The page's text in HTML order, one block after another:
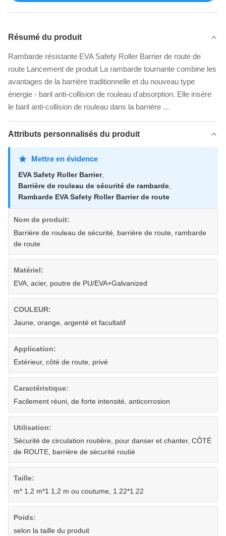
Résumé du produit
Rambarde résistante EVA Safety Roller Barrier de route de
route Lancement de produit La rambarde tournante combine les
avantages de la barrière traditionnelle et du nouveau type
énergie - baril anti-collision de rouleau d'absorption. Elle insère
le baril anti-collision de rouleau dans la barrière ...
Attributs personnalisés du produit
Mettre en évidence
EVA Safety Roller Barrier,
Barrière de rouleau de sécurité de rambarde
Rambarde EVA Safety Roller Barrier de route
Nom de produit:
Barrière de rouleau de sécurité, barrière de route, rambarde
de route
Matériel:
EVA, acier, poutre de PU/EVA+Galvanized
COULEUR:
Jaune, orange, argenté et facultatif
Application:
Extérieur, côté de route, privé
Caractéristique:
Facilement réuni, de forte intensité, anticorrosion
Utilisation:
Sécurité de circulation routière, pour danser et chanter, CÔTÉ
de ROUTE, barrière de sécurité routiè
Taille:
m* 1,2 m*1 1,2 m ou coutume, 1.22*1.22
Poids:
selon la taille du produit